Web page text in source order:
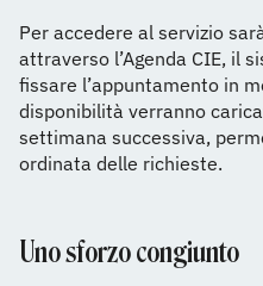
Per accedere al servizio
attraverso l’Agenda CIE, il
fissare l’appuntamento in
disponibilità verranno
settimana successiva,
ordinata delle richieste.
Uno sforzo congiunto